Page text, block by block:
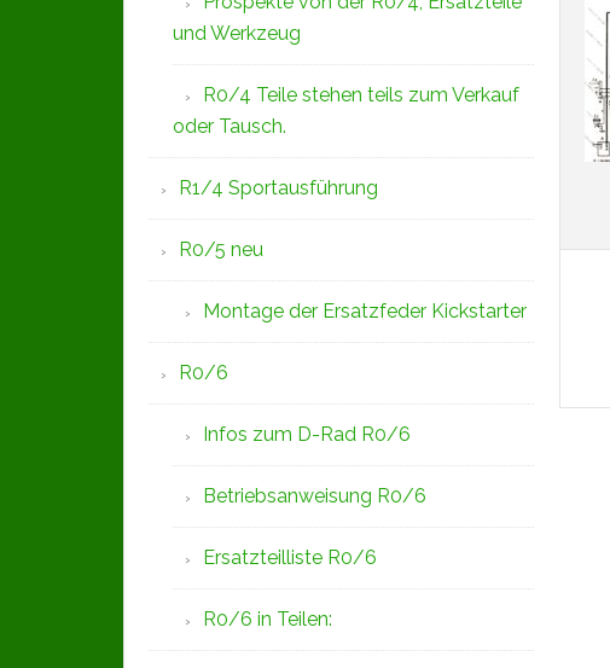
und Werkzeug
R0/4 Teile stehen teils zum Verkauf
oder Tausch.
R1/4 Sportausführung
R0/5 neu
Montage der Ersatzfeder Kickstarter
R0/6
Infos zum D-Rad R0/6
Betriebsanweisung R0/6
Ersatzteilliste R0/6
R0/6 in Teilen: